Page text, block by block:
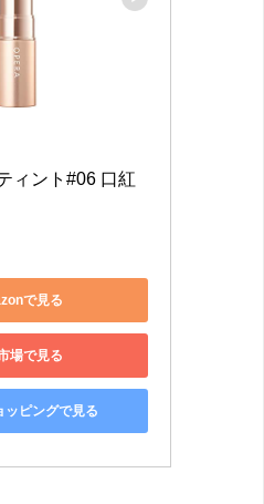
ィント#06 口紅
で見る
場で見る
ッピングで見る